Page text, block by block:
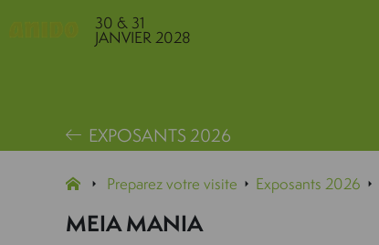
30 & 31
JANVIER 2028
EXPOSANTS 2026
Preparez votre visite Exposants 2026
MEIA MANIA